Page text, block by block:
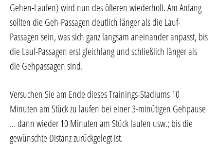
Gehen-Laufen) wird nun des öfteren wiederholt. Am Anfang
sollten die Geh-Passagen deutlich länger als die Lauf-
Passagen sein, was sich ganz langsam aneinander anpasst, bis
die Lauf-Passagen erst gleichlang und schließlich länger als
die Gehpassagen sind.
Versuchen Sie am Ende dieses Trainings-Stadiums 10
Minuten am Stück zu laufen bei einer 3-minütigen Gehpause
… dann wieder 10 Minuten am Stück laufen usw.; bis die
gewünschte Distanz zurückgelegt ist.